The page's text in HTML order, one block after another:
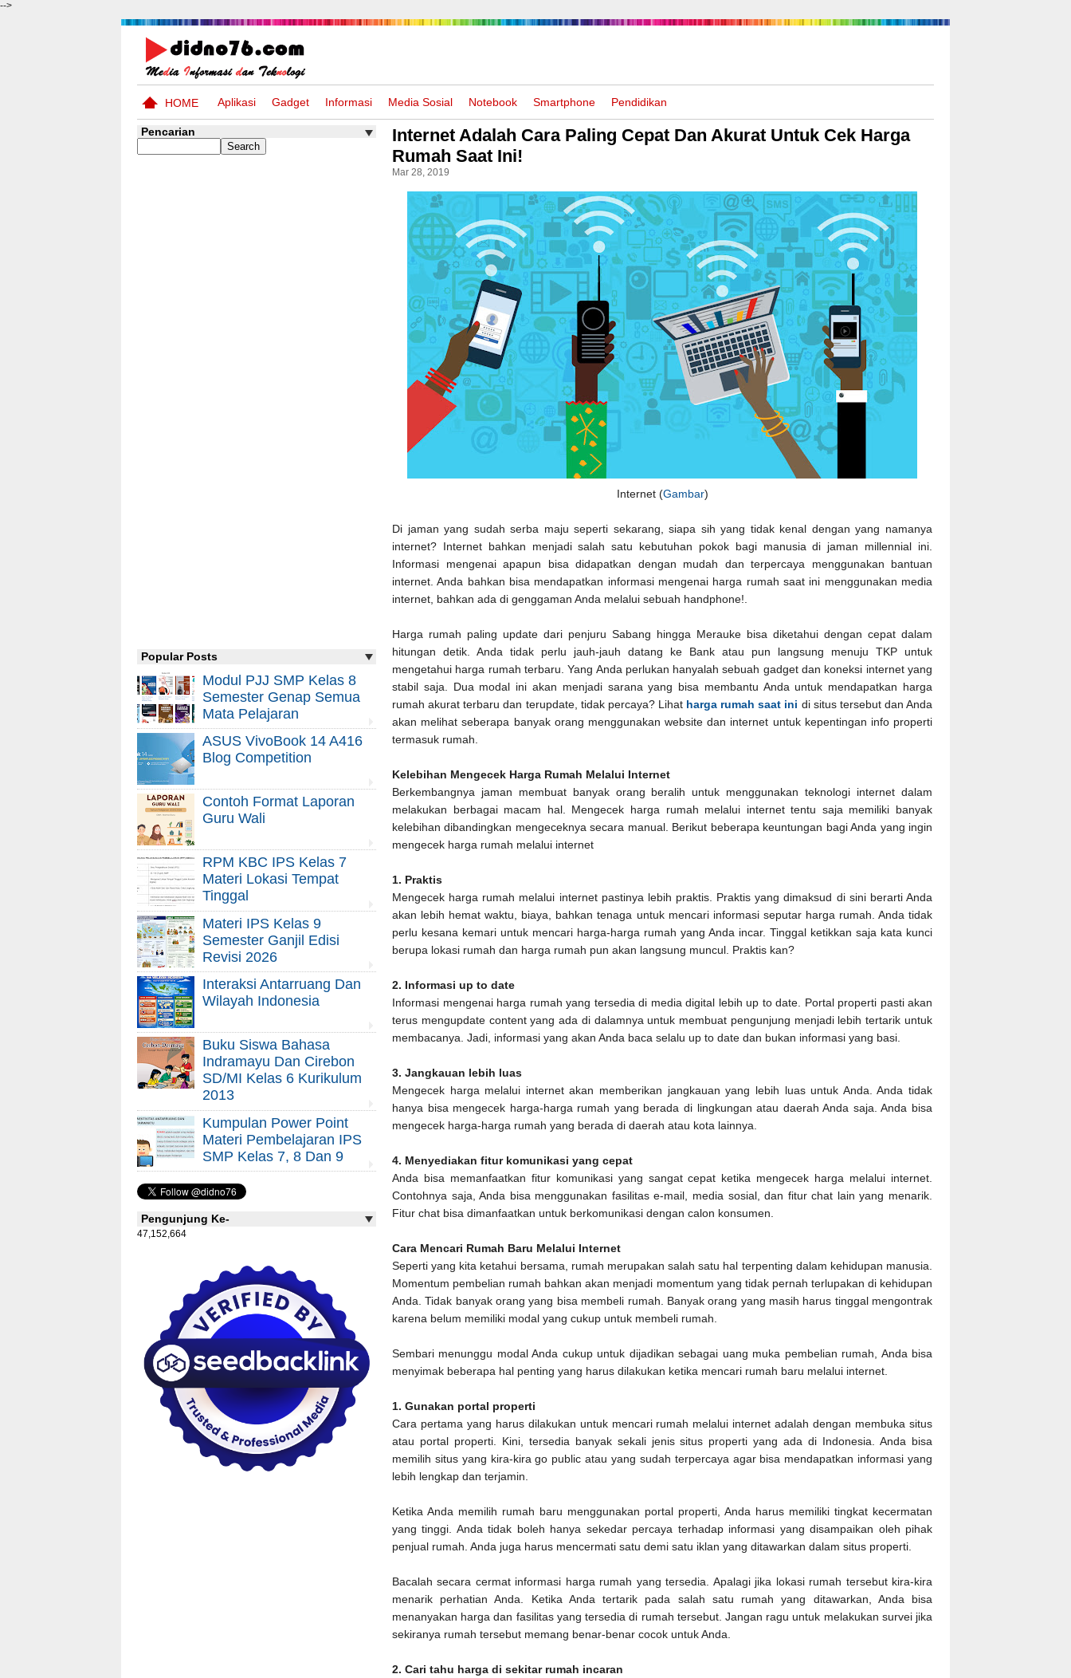
-->
HOME Aplikasi Gadget Informasi Media Sosial Notebook Smartphone Pendidikan
Internet Adalah Cara Paling Cepat Dan Akurat Untuk Cek Harga
Rumah Saat Ini!
Mar 28, 2019
Internet (Gambar)
Di jaman yang sudah serba maju seperti sekarang, siapa sih yang tidak kenal dengan yang namanya
internet? Internet bahkan menjadi salah satu kebutuhan pokok bagi manusia di jaman millennial ini.
Informasi mengenai apapun bisa didapatkan dengan mudah dan terpercaya menggunakan bantuan
internet. Anda bahkan bisa mendapatkan informasi mengenai harga rumah saat ini menggunakan media
internet, bahkan ada di genggaman Anda melalui sebuah handphone!.
Harga rumah paling update dari penjuru Sabang hingga Merauke bisa diketahui dengan cepat dalam
hitungan detik. Anda tidak perlu jauh-jauh datang ke Bank atau pun langsung menuju TKP untuk
mengetahui harga rumah terbaru. Yang Anda perlukan hanyalah sebuah gadget dan koneksi internet yang
stabil saja. Dua modal ini akan menjadi sarana yang bisa membantu Anda untuk mendapatkan harga
rumah akurat terbaru dan terupdate, tidak percaya? Lihat harga rumah saat ini di situs tersebut dan Anda
akan melihat seberapa banyak orang menggunakan website dan internet untuk kepentingan info properti
termasuk rumah.
Kelebihan Mengecek Harga Rumah Melalui Internet
Berkembangnya jaman membuat banyak orang beralih untuk menggunakan teknologi internet dalam
melakukan berbagai macam hal. Mengecek harga rumah melalui internet tentu saja memiliki banyak
kelebihan dibandingkan mengeceknya secara manual. Berikut beberapa keuntungan bagi Anda yang ingin
mengecek harga rumah melalui internet
1. Praktis
Mengecek harga rumah melalui internet pastinya lebih praktis. Praktis yang dimaksud di sini berarti Anda
akan lebih hemat waktu, biaya, bahkan tenaga untuk mencari informasi seputar harga rumah. Anda tidak
perlu kesana kemari untuk mencari harga-harga rumah yang Anda incar. Tinggal ketikkan saja kata kunci
berupa lokasi rumah dan harga rumah pun akan langsung muncul. Praktis kan?
2. Informasi up to date
Informasi mengenai harga rumah yang tersedia di media digital lebih up to date. Portal properti pasti akan
terus mengupdate content yang ada di dalamnya untuk membuat pengunjung menjadi lebih tertarik untuk
membacanya. Jadi, informasi yang akan Anda baca selalu up to date dan bukan informasi yang basi.
3. Jangkauan lebih luas
Mengecek harga melalui internet akan memberikan jangkauan yang lebih luas untuk Anda. Anda tidak
hanya bisa mengecek harga-harga rumah yang berada di lingkungan atau daerah Anda saja. Anda bisa
mengecek harga-harga rumah yang berada di daerah atau kota lainnya.
4. Menyediakan fitur komunikasi yang cepat
Anda bisa memanfaatkan fitur komunikasi yang sangat cepat ketika mengecek harga melalui internet.
Contohnya saja, Anda bisa menggunakan fasilitas e-mail, media sosial, dan fitur chat lain yang menarik.
Fitur chat bisa dimanfaatkan untuk berkomunikasi dengan calon konsumen.
Cara Mencari Rumah Baru Melalui Internet
Seperti yang kita ketahui bersama, rumah merupakan salah satu hal terpenting dalam kehidupan manusia.
Momentum pembelian rumah bahkan akan menjadi momentum yang tidak pernah terlupakan di kehidupan
Anda. Tidak banyak orang yang bisa membeli rumah. Banyak orang yang masih harus tinggal mengontrak
karena belum memiliki modal yang cukup untuk membeli rumah.
Sembari menunggu modal Anda cukup untuk dijadikan sebagai uang muka pembelian rumah, Anda bisa
menyimak beberapa hal penting yang harus dilakukan ketika mencari rumah baru melalui internet.
1. Gunakan portal properti
Cara pertama yang harus dilakukan untuk mencari rumah melalui internet adalah dengan membuka situs
atau portal properti. Kini, tersedia banyak sekali jenis situs properti yang ada di Indonesia. Anda bisa
memilih situs yang kira-kira go public atau yang sudah terpercaya agar bisa mendapatkan informasi yang
lebih lengkap dan terjamin.
Ketika Anda memilih rumah baru menggunakan portal properti, Anda harus memiliki tingkat kecermatan
yang tinggi. Anda tidak boleh hanya sekedar percaya terhadap informasi yang disampaikan oleh pihak
penjual rumah. Anda juga harus mencermati satu demi satu iklan yang ditawarkan dalam situs properti.
Bacalah secara cermat informasi harga rumah yang tersedia. Apalagi jika lokasi rumah tersebut kira-kira
menarik perhatian Anda. Ketika Anda tertarik pada salah satu rumah yang ditawarkan, Anda bisa
menanyakan harga dan fasilitas yang tersedia di rumah tersebut. Jangan ragu untuk melakukan survei jika
sekiranya rumah tersebut memang benar-benar cocok untuk Anda.
2. Cari tahu harga di sekitar rumah incaran
Pencarian
Popular Posts
Modul PJJ SMP Kelas 8
Semester Genap Semua
Mata Pelajaran
ASUS VivoBook 14 A416
Blog Competition
Contoh Format Laporan
Guru Wali
RPM KBC IPS Kelas 7
Materi Lokasi Tempat
Tinggal
Materi IPS Kelas 9
Semester Ganjil Edisi
Revisi 2026
Interaksi Antarruang Dan
Wilayah Indonesia
Buku Siswa Bahasa
Indramayu Dan Cirebon
SD/MI Kelas 6 Kurikulum
2013
Kumpulan Power Point
Materi Pembelajaran IPS
SMP Kelas 7, 8 Dan 9
Pengunjung Ke-
47,152,664